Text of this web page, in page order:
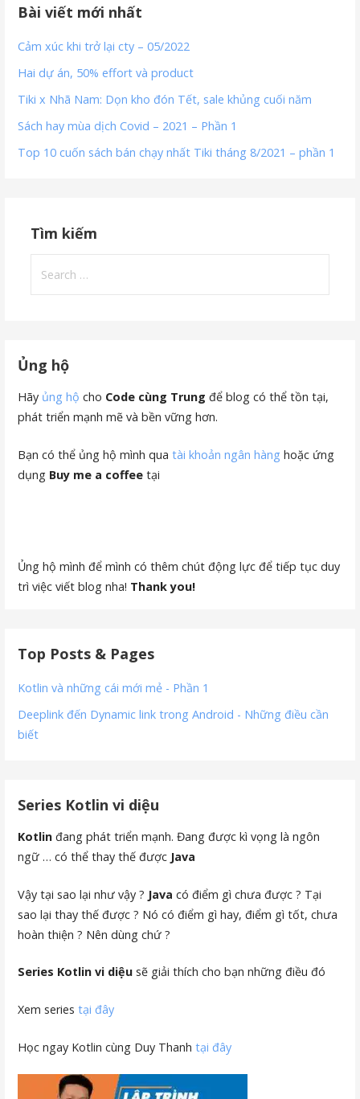
Bài viết mới nhất
Cảm xúc khi trở lại cty – 05/2022
Hai dự án, 50% effort và product
Tiki x Nhã Nam: Dọn kho đón Tết, sale khủng cuối năm
Sách hay mùa dịch Covid – 2021 – Phần 1
Top 10 cuốn sách bán chạy nhất Tiki tháng 8/2021 – phần 1
Tìm kiếm
for:
Ủng hộ
Hãy ủng hộ cho Code cùng Trung để blog có thể tồn tại,
phát triển mạnh mẽ và bền vững hơn.
Bạn có thể ủng hộ mình quatài khoản ngân hàng hoặc ứng
dụng Buy me a coffee tại
Ủng hộ mình để mình có thêm chút động lực để tiếp tục duy
trì việc viết blog nha! Thank you!
Top Posts & Pages
Kotlin và những cái mới mẻ - Phần 1
Deeplink đến Dynamic link trong Android - Những điều cần
biết
Series Kotlin vi diệu
Kotlin đang phát triển mạnh. Đang được kì vọng là ngôn
ngữ … có thể thay thế được Java
Vậy tại sao lại như vậy ? Java có điểm gì chưa được ? Tại
sao lại thay thế được ? Nó có điểm gì hay, điểm gì tốt, chưa
hoàn thiện ? Nên dùng chứ ?
Series Kotlin vi diệu sẽ giải thích cho bạn những điều đó
Xem seriestại đây
Học ngay Kotlin cùng Duy Thanhtại đây